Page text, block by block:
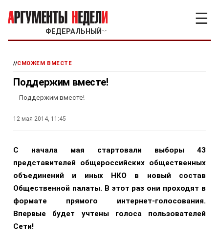
ФЕДЕРАЛЬНЫЙ ﹀
☰
//СМОЖЕМ ВМЕСТЕ
Поддержим вместе!
Поддержим вместе!
12 мая 2014, 11:45
С начала мая стартовали выборы 43
представителей общероссийских общественных
объединений и иных НКО в новый состав
Общественной палаты. В этот раз они проходят в
формате прямого интернет-голосования.
Впервые будет учтены голоса пользователей
Сети!